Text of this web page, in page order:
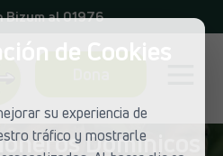
de Cookies
su experiencia de
tráfico y mostrarle
Bizum al 01976
Dominicos